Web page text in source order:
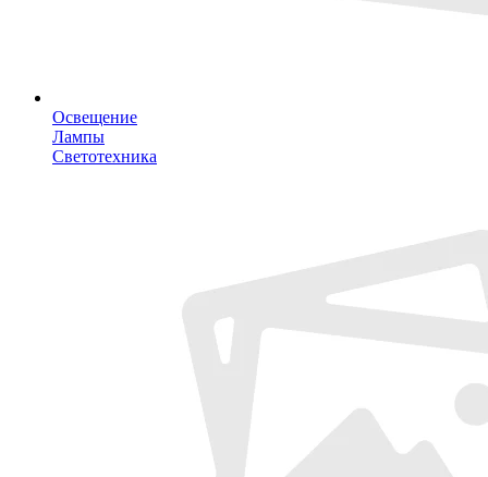
Освещение
Лампы
Светотехника